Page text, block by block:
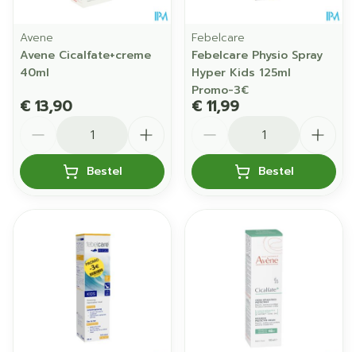
Avene
Avene Cicalfate+creme
40ml
€ 13,90
Bestel
Febelcare
Febelcare Physio Spray
Hyper Kids 125ml
Promo-3€
€ 11,99
Bestel